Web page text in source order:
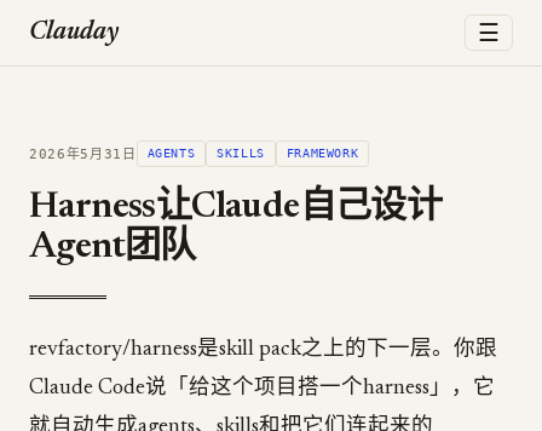
Clauday ☰
2026年5月31日 AGENTS SKILLS FRAMEWORK
Harness让Claude自己设计
Agent团队
revfactory/harness是skill pack之上的下一层。你跟
Claude Code说「给这个项目搭一个harness」，它